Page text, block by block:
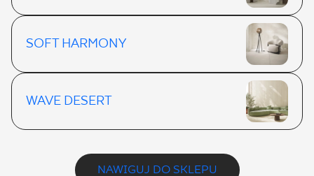
SOFT HARMONY
WAVE DESERT
NAWIGUJ DO SKLEPU